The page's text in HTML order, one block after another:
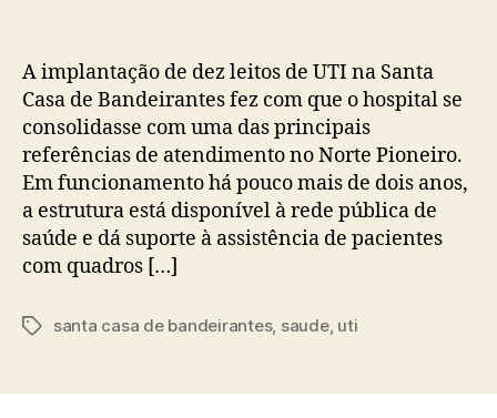
A implantação de dez leitos de UTI na Santa
Casa de Bandeirantes fez com que o hospital se
consolidasse com uma das principais
referências de atendimento no Norte Pioneiro.
Em funcionamento há pouco mais de dois anos,
a estrutura está disponível à rede pública de
saúde e dá suporte à assistência de pacientes
com quadros […]
Tagssanta casa de bandeirantes, saude, uti